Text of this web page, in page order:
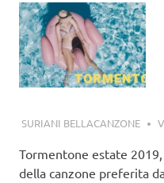
SURIANI BELLACANZONE
Tormentone estate
della canzone preferita